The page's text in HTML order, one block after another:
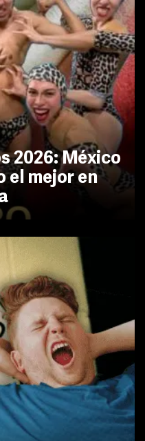
2026: México
el mejor en